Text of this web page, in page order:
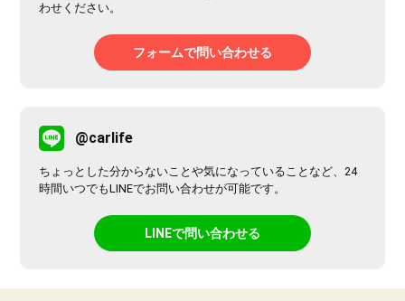
わせください。
フォームで問い合わせる
@carlife
ちょっとした分からないことや気になっていることなど、24
時間いつでもLINEでお問い合わせが可能です。
LINEで問い合わせる